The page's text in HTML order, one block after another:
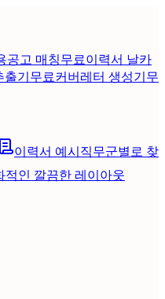
공고 매칭무료이력서 날카
출기무료커버레터 생성기무
이력서 예시직무군별로 찾
적인 깔끔한 레이아웃